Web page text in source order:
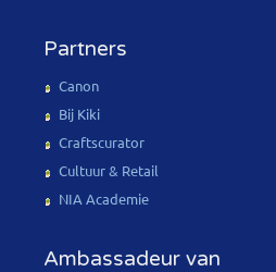
Partners
Canon
Bij Kiki
Craftscurator
Cultuur & Retail
NIA Academie
Ambassadeur van